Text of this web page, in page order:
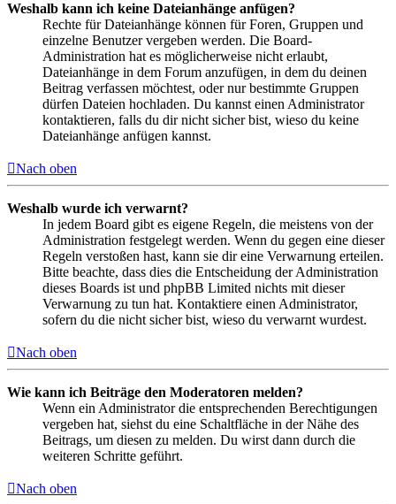
Weshalb kann ich keine Dateianhänge anfügen?
Rechte für Dateianhänge können für Foren, Gruppen und
einzelne Benutzer vergeben werden. Die Board-
Administration hat es möglicherweise nicht erlaubt,
Dateianhänge in dem Forum anzufügen, in dem du deinen
Beitrag verfassen möchtest, oder nur bestimmte Gruppen
dürfen Dateien hochladen. Du kannst einen Administrator
kontaktieren, falls du dir nicht sicher bist, wieso du keine
Dateianhänge anfügen kannst.
Nach oben
Weshalb wurde ich verwarnt?
In jedem Board gibt es eigene Regeln, die meistens von der
Administration festgelegt werden. Wenn du gegen eine dieser
Regeln verstoßen hast, kann sie dir eine Verwarnung erteilen.
Bitte beachte, dass dies die Entscheidung der Administration
dieses Boards ist und phpBB Limited nichts mit dieser
Verwarnung zu tun hat. Kontaktiere einen Administrator,
sofern du die nicht sicher bist, wieso du verwarnt wurdest.
Nach oben
Wie kann ich Beiträge den Moderatoren melden?
Wenn ein Administrator die entsprechenden Berechtigungen
vergeben hat, siehst du eine Schaltfläche in der Nähe des
Beitrags, um diesen zu melden. Du wirst dann durch die
weiteren Schritte geführt.
Nach oben